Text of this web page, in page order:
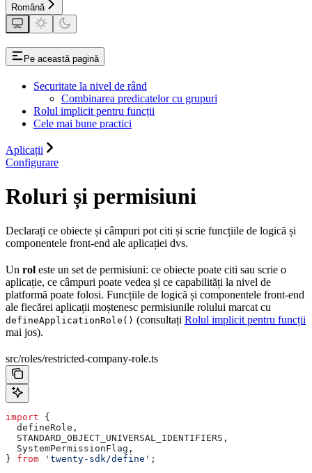
Română
Pe această pagină
Securitate la nivel de rând
Combinarea predicatelor cu grupuri
Rolul implicit pentru funcții
Cele mai bune practici
Aplicații
Configurare
Roluri și permisiuni
Declarați ce obiecte și câmpuri pot citi și scrie funcțiile de logică și
componentele front-end ale aplicației dvs.
Un rol este un set de permisiuni: ce obiecte poate citi sau scrie o
aplicație, ce câmpuri poate vedea și ce capabilități la nivel de
platformă poate folosi. Funcțiile de logică și componentele front-end
ale fiecărei aplicații moștenesc permisiunile rolului marcat cu
defineApplicationRole() (consultați Rolul implicit pentru funcții
mai jos).
src/roles/restricted-company-role.ts
import {
  defineRole
,
  STANDARD_OBJECT_UNIVERSAL_IDENTIFIERS
,
  SystemPermissionFlag
,
} from 'twenty-sdk/define' ;